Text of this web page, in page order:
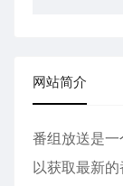
网站简介
番组放送是
以获取最新